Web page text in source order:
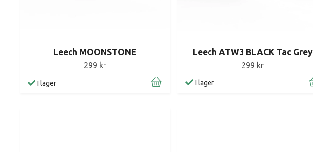
Leech MOONSTONE
299 kr
I lager
Leech ATW3 BLACK Tac Grey
299 kr
I lager